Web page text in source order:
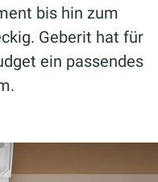
bis hin zum
Geberit hat für
ein passendes